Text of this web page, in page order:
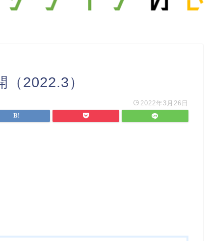
2022.3）
2022年3月26日